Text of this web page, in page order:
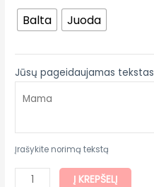
Balta Juoda
Jūsų pageidaujamas tekstas
Įrašykite norimą tekstą
Į KREPŠELĮ